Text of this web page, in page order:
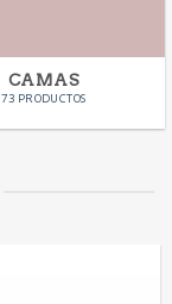
CAMAS
73 PRODUCTOS